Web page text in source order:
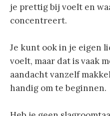
je prettig bij voelt en
concentreert.
Je kunt ook in je eigen
voelt, maar dat is vaak
aandacht vanzelf
handig om te beginnen.